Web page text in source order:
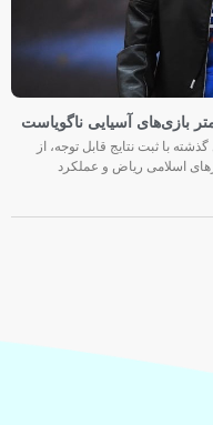
با ثبت نتایج قابل توجه، از
اسلامی ریاض و عملکرد